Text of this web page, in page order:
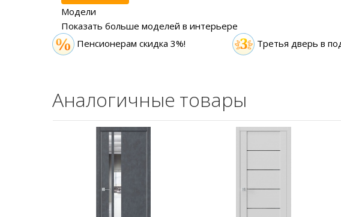
Модели
Показать больше моделей в интерьере
Пенсионерам скидка 3%!
Третья дверь в
Аналогичные товары